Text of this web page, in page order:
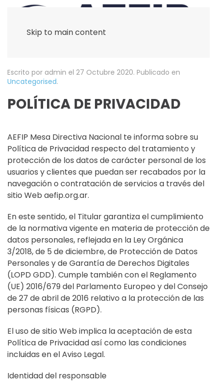
Skip to main content
Escrito por admin el 27 Octubre 2020. Publicado en
Uncategorised.
POLÍTICA DE PRIVACIDAD
AEFIP Mesa Directiva Nacional te informa sobre su
Política de Privacidad respecto del tratamiento y
protección de los datos de carácter personal de los
usuarios y clientes que puedan ser recabados por la
navegación o contratación de servicios a través del
sitio Web aefip.org.ar.
En este sentido, el Titular garantiza el cumplimiento
de la normativa vigente en materia de protección de
datos personales, reflejada en la Ley Orgánica
3/2018, de 5 de diciembre, de Protección de Datos
Personales y de Garantía de Derechos Digitales
(LOPD GDD). Cumple también con el Reglamento
(UE) 2016/679 del Parlamento Europeo y del Consejo
de 27 de abril de 2016 relativo a la protección de las
personas físicas (RGPD).
El uso de sitio Web implica la aceptación de esta
Política de Privacidad así como las condiciones
incluidas en el Aviso Legal.
Identidad del responsable